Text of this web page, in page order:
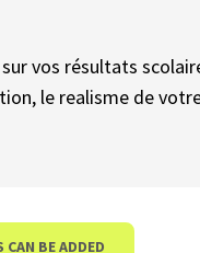
vos résultats
le realisme de
BE ADDED